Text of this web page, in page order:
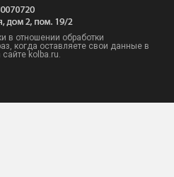
в отношении обработки
когда оставляете свои данные в
kolba.ru.